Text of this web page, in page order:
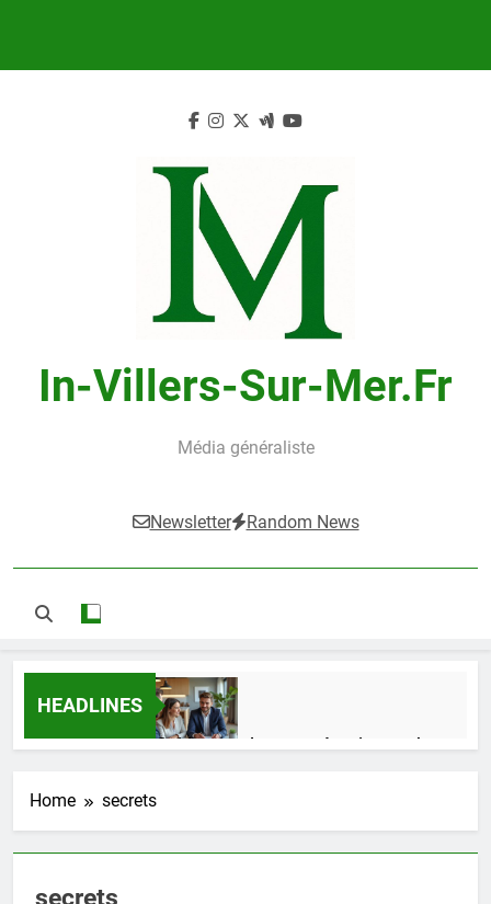
In-Villers-Sur-Mer.fr
Média généraliste
Newsletter Random News
HEADLINES
Guide complet pour réussir un achat
Home secrets